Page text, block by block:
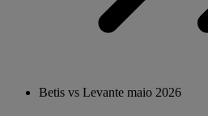
Betis vs Levante maio 2026